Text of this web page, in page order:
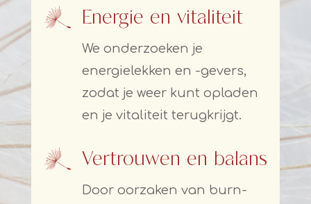
Energie en vitaliteit
We onderzoeken je
energielekken en -gevers,
zodat je weer kunt opladen
en je vitaliteit terugkrijgt.
Vertrouwen en balans
Door oorzaken van burn-